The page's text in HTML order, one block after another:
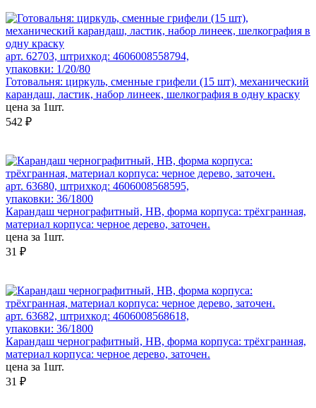
арт. 62703, штрихкод: 4606008558794,
упаковки: 1/20/80
Готовальня: циркуль, сменные грифели (15 шт), механический
карандаш, ластик, набор линеек, шелкография в одну краску
цена за 1шт.
542 ₽
арт. 63680, штрихкод: 4606008568595,
упаковки: 36/1800
Карандаш чернографитный, HB, форма корпуса: трёхгранная,
материал корпуса: черное дерево, заточен.
цена за 1шт.
31 ₽
арт. 63682, штрихкод: 4606008568618,
упаковки: 36/1800
Карандаш чернографитный, HB, форма корпуса: трёхгранная,
материал корпуса: черное дерево, заточен.
цена за 1шт.
31 ₽